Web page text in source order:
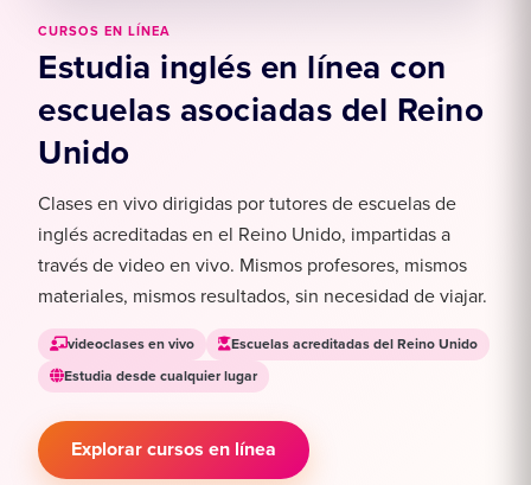
CURSOS EN LÍNEA
Estudia inglés en línea con
escuelas asociadas del Reino
Unido
Clases en vivo dirigidas por tutores de escuelas de
inglés acreditadas en el Reino Unido, impartidas a
través de video en vivo. Mismos profesores, mismos
materiales, mismos resultados, sin necesidad de viajar.
videoclases en vivo
Escuelas acreditadas del Reino Unido
Estudia desde cualquier lugar
Explorar cursos en línea